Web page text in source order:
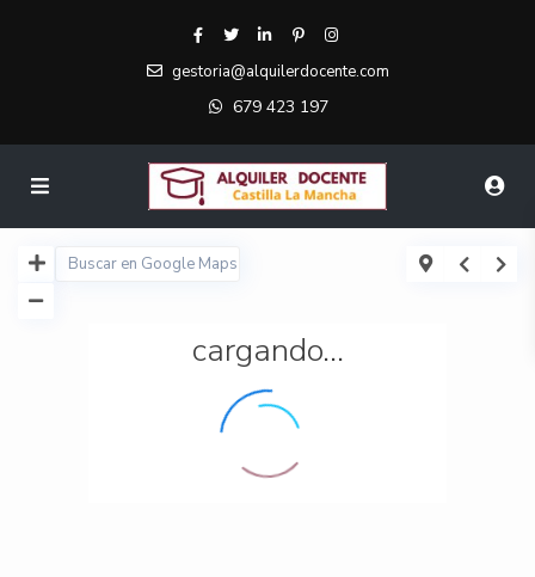
gestoria@alquilerdocente.com
679 423 197
cargando...